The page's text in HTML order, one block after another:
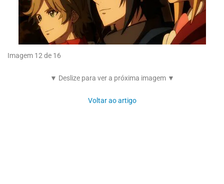
Imagem 12 de 16
▼ Deslize para ver a próxima imagem ▼
Voltar ao artigo